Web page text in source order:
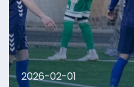
2026-02-01